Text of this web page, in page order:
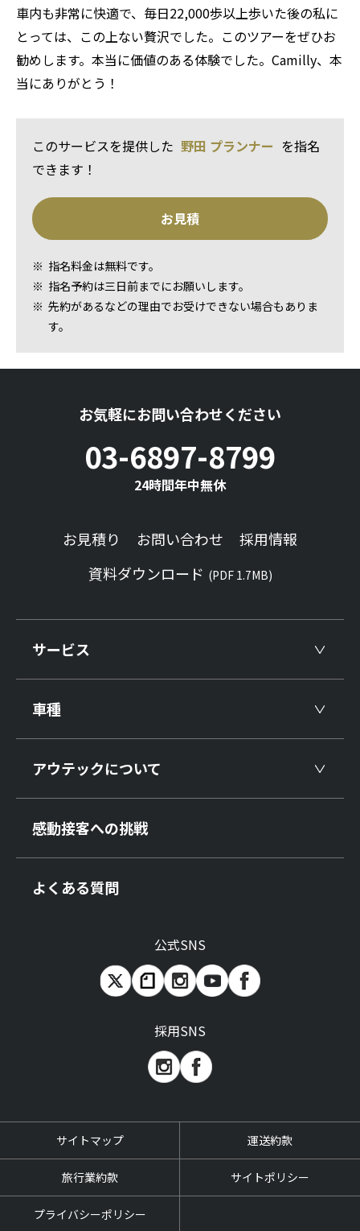
車内も非常に快適で、毎日22,000歩以上歩いた後の私に
とっては、この上ない贅沢でした。このツアーをぜひお
勧めします。本当に価値のある体験でした。Camilly、本
当にありがとう！
このサービスを提供した 野田 プランナー を指名
できます！
お見積
指名料金は無料です。
指名予約は三日前までにお願いします。
先約があるなどの理由でお受けできない場合もありま
す。
お気軽にお問い合わせください
03-6897-8799
24時間年中無休
お見積り お問い合わせ
採用情報
資料ダウンロード (PDF 1.7MB)
サービス
車種
アウテックについて
感動接客への挑戦
よくある質問
公式SNS
採用SNS
サイトマップ 運送約款
旅行業約款 サイトポリシー
プライバシーポリシー